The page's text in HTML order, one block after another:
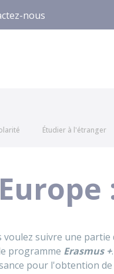
nous
Étudier à l'étranger
suivre une
programme Erasmus +
pour l'obtention